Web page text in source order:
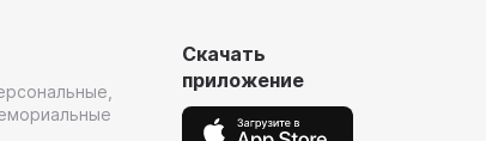
Скачать
приложение